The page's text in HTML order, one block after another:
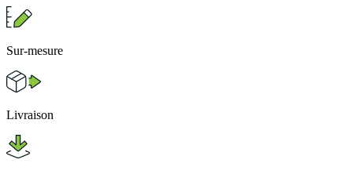
Sur-mesure
Livraison